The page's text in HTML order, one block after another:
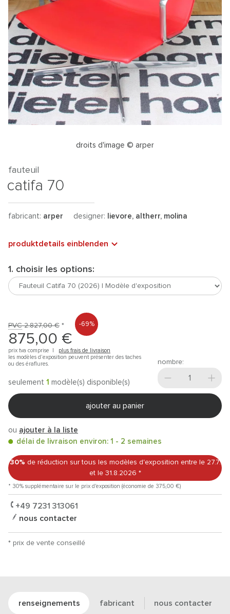
droits d'image © arper
fauteuil
catifa 70
fabricant: arper designer: lievore, altherr, molina
produktdetails einblenden
1. choisir les options:
-69%
PVC2.827,00 € *
875,00 €
prix tva comprise | plus frais de livraison
les modèles d’exposition peuvent présenter des taches
ou des éraflures.
seulement 1 modèle(s) disponible(s)
nombre:
ajouter au panier
ou ajouter à la liste
délai de livraison environ: 1 - 2 semaines
30% de réduction sur tous les modèles d'exposition entre le 27.7.
et le 31.8.2026 *
* 30% supplémentaire sur le prix d'exposition (économie de 375,00 €)
+49 7231 313061
nous contacter
* prix de vente conseillé
renseignements fabricant nous contacter